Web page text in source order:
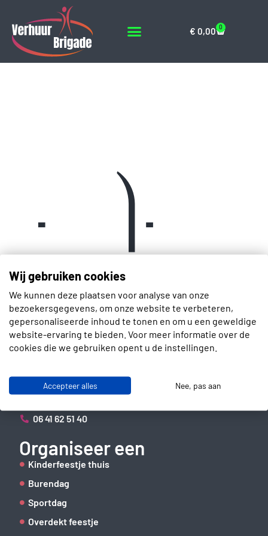
€ 0,00 0
Contact
2672 GD Naaldwijk
06 41 62 51 40
Organiseer een
Kinderfeestje thuis
Burendag
Sportdag
Overdekt feestje
Wij gebruiken cookies
We kunnen deze plaatsen voor analyse van onze
bezoekersgegevens, om onze website te verbeteren,
gepersonaliseerde inhoud te tonen en om u een geweldige
website-ervaring te bieden. Voor meer informatie over de
cookies die we gebruiken opent u de instellingen.
Accepteer alles Nee, pas aan